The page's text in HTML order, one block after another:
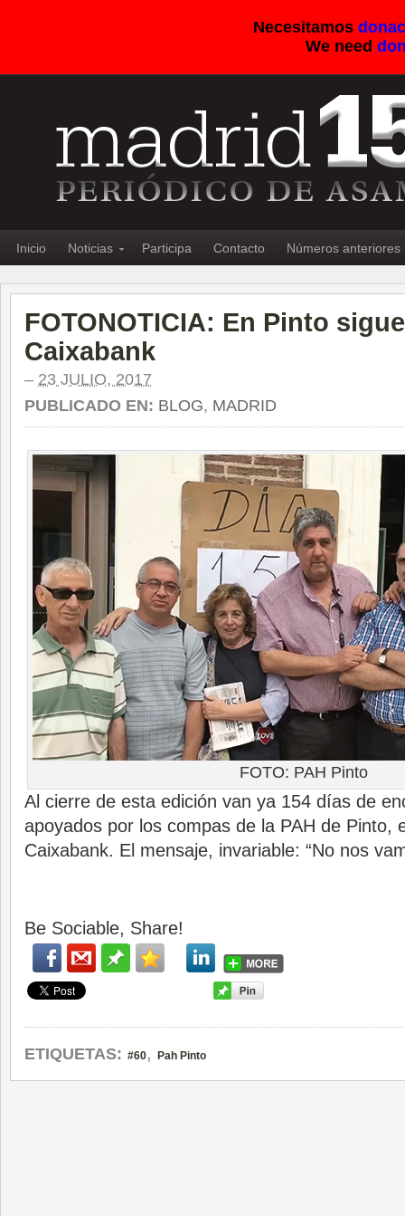
Necesitamos
We need
Inicio Noticias Participa Contacto Números anteriores
FOTONOTICIA: En Pinto
Caixabank
– 23 JULIO, 2017
PUBLICADO EN: BLOG, MADRID
FOTO: PAH Pinto
Al cierre de esta edición van ya 154 días de
apoyados por los compas de la PAH de Pinto,
Caixabank. El mensaje, invariable: “No nos
Be Sociable, Share!
ETIQUETAS: #60, Pah Pinto